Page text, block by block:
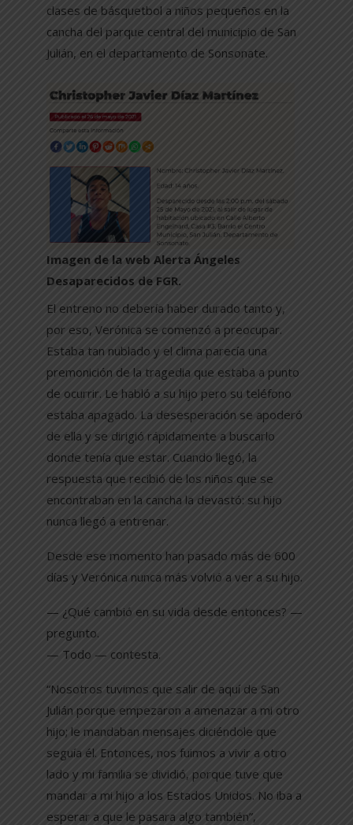
clases de básquetbol a niños pequeños en la
cancha del parque central del municipio de San
Julián, en el departamento de Sonsonate.
Imagen de la web Alerta Ángeles
Desaparecidos de FGR.
El entreno no debería haber durado tanto y,
por eso, Verónica se comenzó a preocupar.
Estaba tan nublado y el clima parecía una
premonición de la tragedia que estaba a punto
de ocurrir. Le habló a su hijo pero su teléfono
estaba apagado. La desesperación se apoderó
de ella y se dirigió rápidamente a buscarlo
donde tenía que estar. Cuando llegó, la
respuesta que recibió de los niños que se
encontraban en la cancha la devastó: su hijo
nunca llegó a entrenar.
Desde ese momento han pasado más de 600
días y Verónica nunca más volvió a ver a su hijo.
— ¿Qué cambió en su vida desde entonces? —
pregunto.
— Todo — contesta.
“Nosotros tuvimos que salir de aquí de San
Julián porque empezaron a amenazar a mi otro
hijo; le mandaban mensajes diciéndole que
seguía él. Entonces, nos fuimos a vivir a otro
lado y mi familia se dividió, porque tuve que
mandar a mi hijo a los Estados Unidos. No iba a
esperar a que le pasara algo también”,